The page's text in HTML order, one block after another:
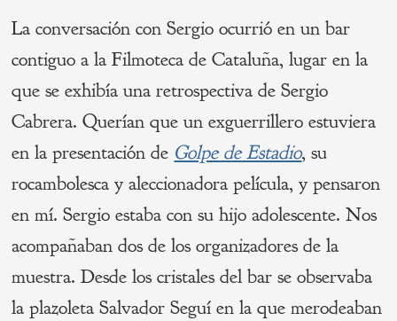
La conversación con Sergio ocurrió en un bar
contiguo a la Filmoteca de Cataluña, lugar en la
que se exhibía una retrospectiva de Sergio
Cabrera. Querían que un exguerrillero estuviera
en la presentación de Golpe de Estadio, su
rocambolesca y aleccionadora película, y pensaron
en mí. Sergio estaba con su hijo adolescente. Nos
acompañaban dos de los organizadores de la
muestra. Desde los cristales del bar se observaba
la plazoleta Salvador Seguí en la que merodeaban